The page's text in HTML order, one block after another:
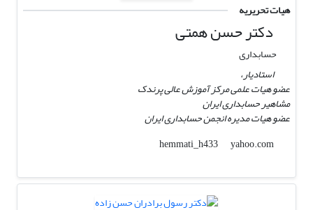
هیات تحریریه
دکتر حسن همتی
حسابداری
استادیار،
عضو هیات علمی مرکز آموزش عالی پرندک
مشاهیر حسابداری ایران
عضو هیات مدیره انجمن حسابداری ایران
hemmati_h433
yahoo.com